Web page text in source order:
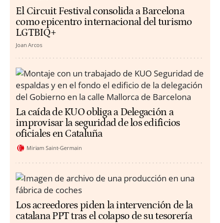
El Circuit Festival consolida a Barcelona
como epicentro internacional del turismo
LGTBIQ+
Joan Arcos
La caída de KUO obliga a Delegación a
improvisar la seguridad de los edificios
oficiales en Cataluña
Miriam Saint-Germain
Los acreedores piden la intervención de la
catalana PPT tras el colapso de su tesorería